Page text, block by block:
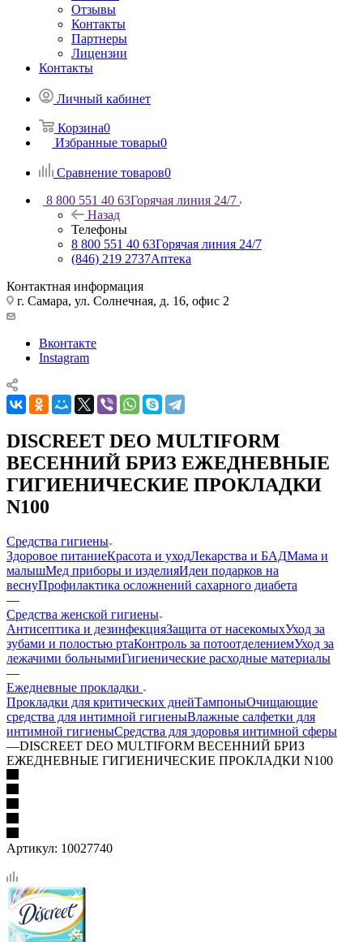
Отзывы
Контакты
Партнеры
Лицензии
Контакты
Личный кабинет
Корзина0
Избранные товары0
Сравнение товаров0
8 800 551 40 63Горячая линия 24/7
Назад
Телефоны
8 800 551 40 63Горячая линия 24/7
(846) 219 2737Аптека
Контактная информация
г. Самара, ул. Солнечная, д. 16, офис 2
Вконтакте
Instagram
DISCREET DEO MULTIFORM
ВЕСЕННИЙ БРИЗ ЕЖЕДНЕВНЫЕ
ГИГИЕНИЧЕСКИЕ ПРОКЛАДКИ
N100
Средства гигиены
Здоровое питаниеКрасота и уходЛекарства и БАДМама и
малышМед приборы и изделияИдеи подарков на
веснуПрофилактика осложнений сахарного диабета
—
Средства женской гигиены
Антисептика и дезинфекцияЗащита от насекомыхУход за
зубами и полостью ртаКонтроль за потоотделениемУход за
лежачими больнымиГигиенические расходные материалы
—
Ежедневные прокладки
Прокладки для критических днейТампоныОчищающие
средства для интимной гигиеныВлажные салфетки для
интимной гигиеныСредства для здоровья интимной сферы
—DISCREET DEO MULTIFORM ВЕСЕННИЙ БРИЗ
ЕЖЕДНЕВНЫЕ ГИГИЕНИЧЕСКИЕ ПРОКЛАДКИ N100
Артикул: 10027740